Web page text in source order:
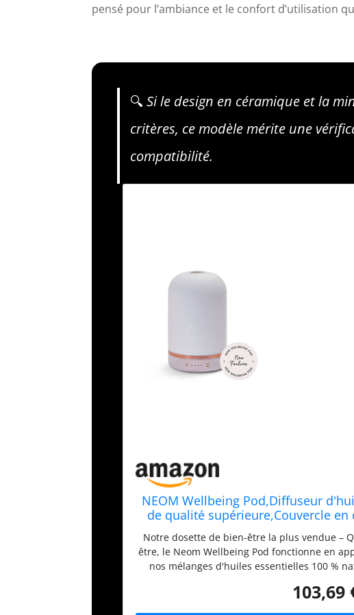
pensé pour l’ambiance et le confort d’utilisation
🔍 Si le design en céramique et la
critères, ce modèle mérite une
compatibilité.
NEOM Wellbeing Pod,Diffuseur
de qualité supérieure,Couvercle
minuterie,Diffuseur
Notre dosette de bien-être la plus vendue –
être, le Neom Wellbeing Pod fonctionne en
nos mélanges d'huiles essentielles 100 %
housse en céramique blanche complète une
103,69